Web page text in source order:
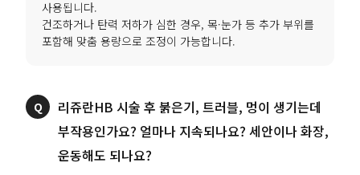
사용됩니다.
건조하거나 탄력 저하가 심한 경우, 목·눈가 등 추가 부위를
포함해 맞춤 용량으로 조정이 가능합니다.
리쥬란HB 시술 후 붉은기, 트러블, 멍이 생기는데
부작용인가요? 얼마나 지속되나요? 세안이나 화장,
운동해도 되나요?